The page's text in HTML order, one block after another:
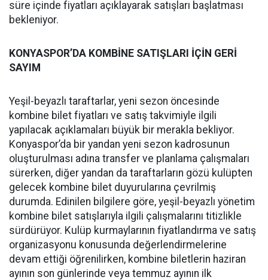
süre içinde fiyatları açıklayarak satışları başlatması
bekleniyor.
KONYASPOR’DA KOMBİNE SATIŞLARI İÇİN GERİ
SAYIM
Yeşil-beyazlı taraftarlar, yeni sezon öncesinde
kombine bilet fiyatları ve satış takvimiyle ilgili
yapılacak açıklamaları büyük bir merakla bekliyor.
Konyaspor’da bir yandan yeni sezon kadrosunun
oluşturulması adına transfer ve planlama çalışmaları
sürerken, diğer yandan da taraftarların gözü kulüpten
gelecek kombine bilet duyurularına çevrilmiş
durumda. Edinilen bilgilere göre, yeşil-beyazlı yönetim
kombine bilet satışlarıyla ilgili çalışmalarını titizlikle
sürdürüyor. Kulüp kurmaylarının fiyatlandırma ve satış
organizasyonu konusunda değerlendirmelerine
devam ettiği öğrenilirken, kombine biletlerin haziran
ayının son günlerinde veya temmuz ayının ilk